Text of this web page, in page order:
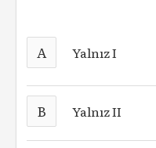
A Yalnız I
B Yalnız II